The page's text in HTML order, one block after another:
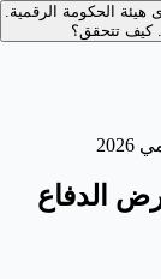
الحكومة الرقمية.
كيف تتحقق؟
الدفاع